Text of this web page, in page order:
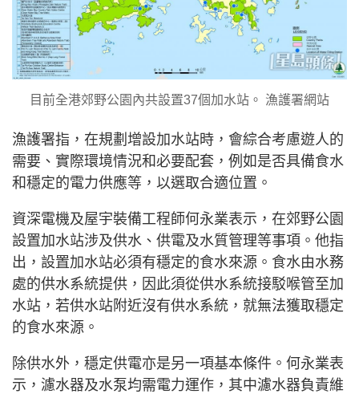
目前全港郊野公園內共設置37個加水站。 漁護署網站
漁護署指，在規劃增設加水站時，會綜合考慮遊人的
需要、實際環境情況和必要配套，例如是否具備食水
和穩定的電力供應等，以選取合適位置。
資深電機及屋宇裝備工程師何永業表示，在郊野公園
設置加水站涉及供水、供電及水質管理等事項。他指
出，設置加水站必須有穩定的食水來源。食水由水務
處的供水系統提供，因此須從供水系統接駁喉管至加
水站，若供水站附近沒有供水系統，就無法獲取穩定
的食水來源。
除供水外，穩定供電亦是另一項基本條件。何永業表
示，濾水器及水泵均需電力運作，其中濾水器負責維